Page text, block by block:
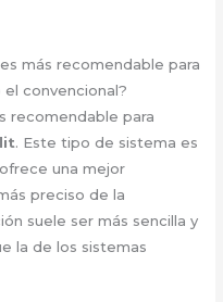
más recomendable para
el convencional?
recomendable para
. Este tipo de sistema es
una mejor
preciso de la
suele ser más sencilla y
la de los sistemas